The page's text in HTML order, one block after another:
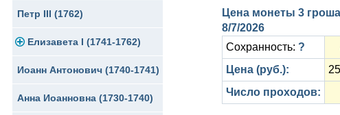
Серебро
Медь
Золото
Серебро
Медь
Сибирские монеты
Петр III (1762)
Елизавета I (1741-1762)
Золото
Серебро
Иоанн Антонович (1740-1741)
Анна Иоанновна (1730-1740)
Цена монеты 3
8/7/2026
Сохранность: ?
Цена (руб.):
Число проходов: